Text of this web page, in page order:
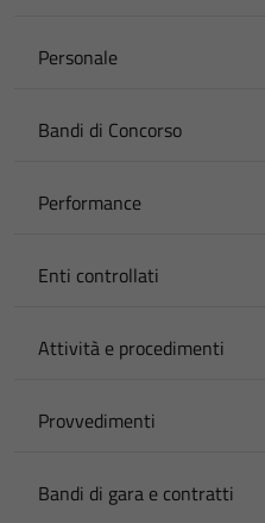
Personale
Bandi di Concorso
Performance
Enti controllati
Attività e procedimenti
Provvedimenti
Bandi di gara e contratti